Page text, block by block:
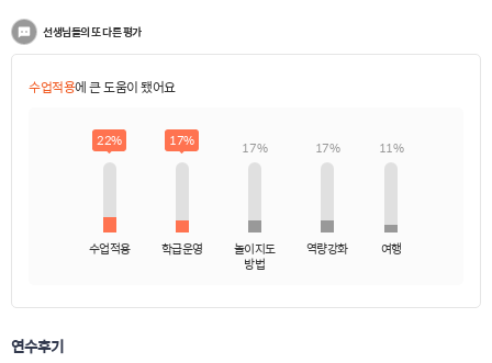
선생님들의 또 다른 평가
수업적용에 큰 도움이 됐어요
22%
수업적용
17%
학급운영
17%
놀이지도
방법
17%
역량강화
11%
여행
연수후기